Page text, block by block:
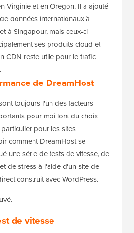
Virginie et en Oregon. Il a ajouté
données internationaux à
à Singapour, mais ceux-ci
ses produits cloud et
CDN reste utile pour le trafic
de DreamHost
toujours l'un des facteurs
pour moi lors du choix
pour les sites
comment DreamHost se
une série de tests de vitesse, de
de stress à l'aide d'un site de
construit avec WordPress.
de vitesse